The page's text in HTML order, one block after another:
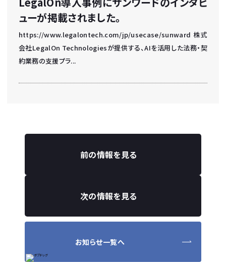
ューが掲載されました。
https://www.legalontech.com/jp/usecase/sunward 株式
会社LegalOn Technologiesが提供する、AIを活用した法務・契
約業務の支援プラ...
前の情報を見る
お知らせ一覧へ
次の情報を見る